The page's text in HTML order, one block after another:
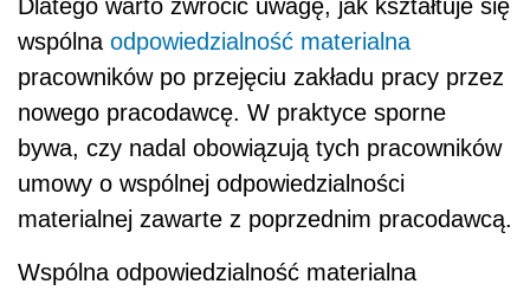
Dlatego warto zwrócić uwagę, jak kształtuje się
wspólna odpowiedzialność materialna
pracowników po przejęciu zakładu pracy przez
nowego pracodawcę. W praktyce sporne
bywa, czy nadal obowiązują tych pracowników
umowy o wspólnej odpowiedzialności
materialnej zawarte z poprzednim pracodawcą.
Wspólna odpowiedzialność materialna